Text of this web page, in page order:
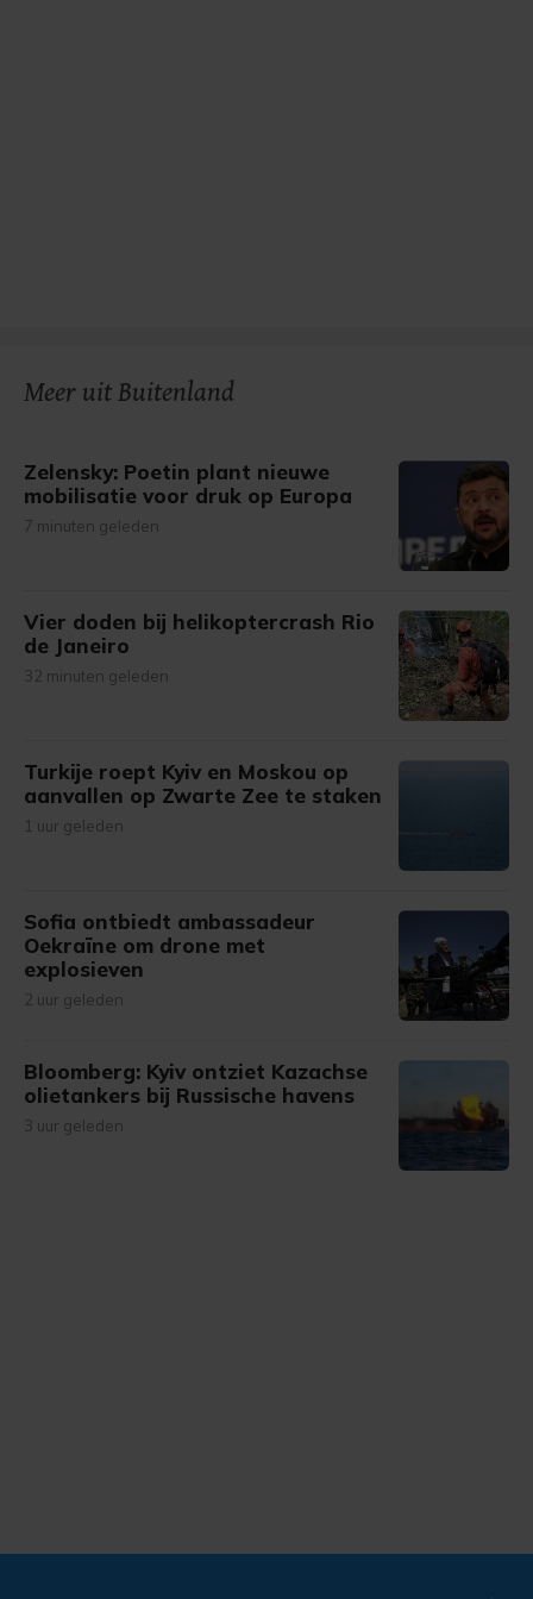
Meer uit Buitenland
Zelensky: Poetin plant nieuwe
mobilisatie voor druk op Europa
7 minuten geleden
Vier doden bij helikoptercrash Rio
de Janeiro
32 minuten geleden
Turkije roept Kyiv en Moskou op
aanvallen op Zwarte Zee te staken
1 uur geleden
Sofia ontbiedt ambassadeur
Oekraïne om drone met
explosieven
2 uur geleden
Bloomberg: Kyiv ontziet Kazachse
olietankers bij Russische havens
3 uur geleden